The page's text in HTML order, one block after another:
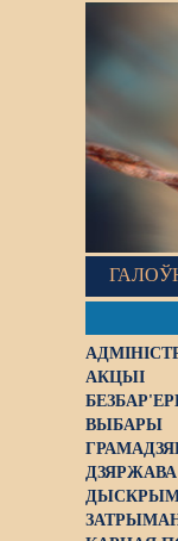
АКЦЫІ
ВЫБАРЫ
ДЗЯРЖАВА